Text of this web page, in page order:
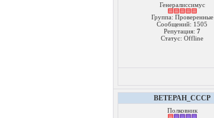
Генералиссимус
Группа: Проверенные
Сообщений: 1505
Репутация: 7
Статус: Offline
BETEPAH_CCCP
Полковник